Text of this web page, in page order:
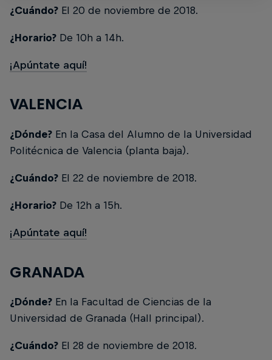
¿Cuándo? El 20 de noviembre de 2018.
¿Horario? De 10h a 14h.
¡Apúntate aquí!
VALENCIA
¿Dónde? En la Casa del Alumno de la Universidad
Politécnica de Valencia (planta baja).
¿Cuándo? El 22 de noviembre de 2018.
¿Horario? De 12h a 15h.
¡Apúntate aquí!
GRANADA
¿Dónde? En la Facultad de Ciencias de la
Universidad de Granada (Hall principal).
¿Cuándo? El 28 de noviembre de 2018.